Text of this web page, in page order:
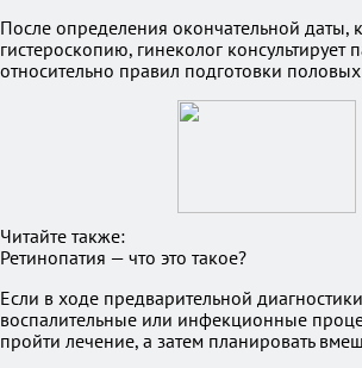
После определения окончательной даты,
гистероскопию, гинеколог консультирует
относительно правил подготовки
Читайте также:
Ретинопатия — что это такое?
Если в ходе предварительной
воспалительные или инфекционные
пройти лечение, а затем планировать